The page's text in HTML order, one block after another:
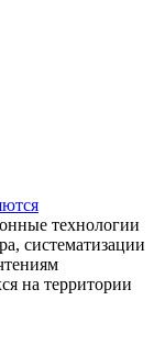
технологии
систематизации
на территории